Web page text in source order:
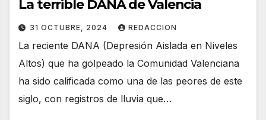
La terrible DANA de Valencia
31 OCTUBRE, 2024 REDACCION
La reciente DANA (Depresión Aislada en Niveles
Altos) que ha golpeado la Comunidad Valenciana
ha sido calificada como una de las peores de este
siglo, con registros de lluvia que…